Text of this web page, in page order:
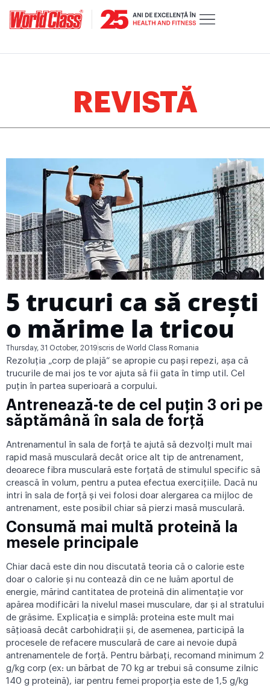
REVISTĂ
5 trucuri ca să crești
o mărime la tricou
Thursday, 31 October, 2019 scris de World Class Romania
Rezoluția „corp de plajă“ se apropie cu pași repezi, așa că
trucurile de mai jos te vor ajuta să fii gata în timp util. Cel
puțin în partea superioară a corpului.
Antrenează-te de cel puțin 3 ori pe
săptămână în sala de forță
Antrenamentul în sala de forță te ajută să dezvolți mult mai
rapid masă musculară decât orice alt tip de antrenament,
deoarece fibra musculară este forțată de stimulul specific să
crească în volum, pentru a putea efectua exercițiile. Dacă nu
intri în sala de forță și vei folosi doar alergarea ca mijloc de
antrenament, este posibil chiar să pierzi masă musculară.
Consumă mai multă proteină la
mesele principale
Chiar dacă este din nou discutată teoria că o calorie este
doar o calorie și nu contează din ce ne luăm aportul de
energie, mărind cantitatea de proteină din alimentație vor
apărea modificări la nivelul masei musculare, dar și al stratului
de grăsime. Explicația e simplă: proteina este mult mai
sățioasă decât carbohidrații și, de asemenea, participă la
procesele de refacere musculară de care ai nevoie după
antrenamentele de forță. Pentru bărbați, recomand minimum 2
g/kg corp (ex: un bărbat de 70 kg ar trebui să consume zilnic
140 g proteină), iar pentru femei proporția este de 1,5 g/kg